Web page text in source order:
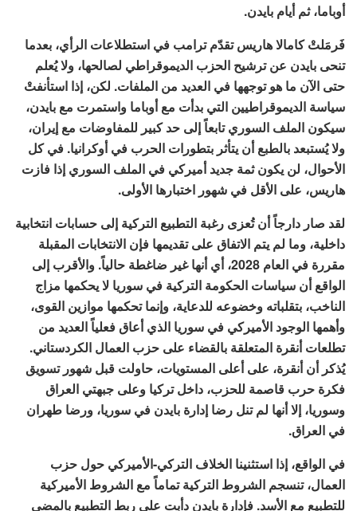
أوباما، ثم أيام بايدن.
فَرمَلتْ كامالا هاريس تقدّم ترامب في استطلاعات الرأي، بعدما
تنحى بايدن عن ترشيح الحزب الديموقراطي لصالحها، ولا يُعلم
حتى الآن ما هو توجهها في العديد من الملفات. لكن، إذا استأنفتْ
سياسة الديموقراطيين التي بدأت مع أوباما واستمرت مع بايدن،
سيكون الملف السوري تابعاً إلى حد كبير للمفاوضات مع إيران،
ولا يُستبعد بالطبع أن يتأثر بتطورات الحرب في أوكرانيا. في كل
الأحوال، لن يكون ثمة جديد أميركي في الملف السوري إذا فازت
هاريس، على الأقل في شهور اختبارها الأولى.
لقد صار دارجاً أن تُعزى رغبة التطبيع التركية إلى حسابات انتخابية
داخلية، وما لم يتم الاتفاق على تقديمها فإن الانتخابات المقبلة
مقررة في العام 2028، أي أنها غير ضاغطة حالياً. والأقرب إلى
الواقع أن سياسات الحكومة التركية في سوريا لا يحكمها مزاج
الناخب، بتقلباته وخضوعه للدعاية، وإنما تحكمها موازين القوى،
وأهمها الوجود الأميركي في سوريا الذي أعاق فعلياً العديد من
تطلعات أنقرة المتعلقة بالقضاء على حزب العمال الكردستاني.
يُذكر أن أنقرة، على أعلى المستويات، حاولت قبل شهور تسويق
فكرة حرب قاصمة للحزب، داخل تركيا وعلى جبهتي العراق
وسوريا، إلا أنها لم تنل رضا إدارة بايدن في سوريا، ورضا طهران
في العراق.
في الواقع، إذا استثنينا الخلاف التركي-الأميركي حول حزب
العمال، تنسجم الشروط التركية تماماً مع الشروط الأميركية
للتطبيع مع الأسد. فإدارة بايدن دأبت على ربط التطبيع بالمضي